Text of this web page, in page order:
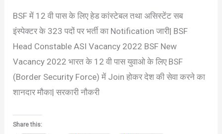
BSF में 12 वी पास के लिए हेड कांस्टेबल तथा असिस्टेंट सब
इंस्पेक्टर के 323 पदों पर भर्ती का Notification जारी| BSF
Head Constable ASI Vacancy 2022 BSF New
Vacancy 2022 भारत के 12 वी पास युवाओ के लिए BSF
(Border Security Force) में Join होकर देश की सेवा करने का
शानदार मौका| सरकारी नौकरी
Share this: